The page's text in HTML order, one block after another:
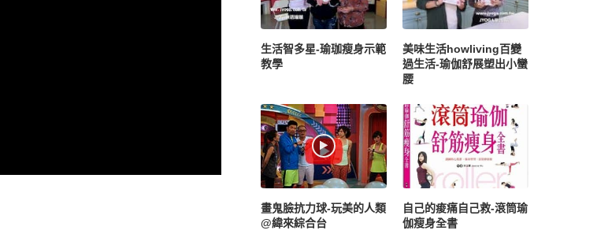
生活智多星-瑜珈瘦身示範
教學
美味生活howliving百變
過生活-瑜伽舒展塑出小蠻
腰
畫鬼臉抗力球-玩美的人類
@緯來綜合台
自己的痠痛自己救-滾筒瑜
伽瘦身全書